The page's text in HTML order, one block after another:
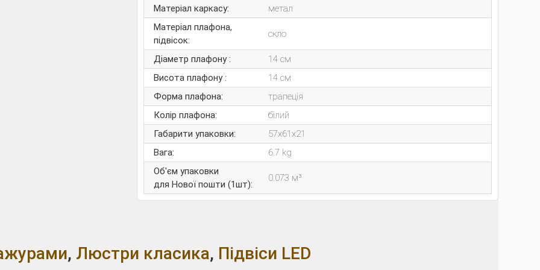
Матеріал каркасу:
метал
Матеріал плафона,
підвісок:
скло
Діаметр плафону :
14 см
Висота плафону :
14 см
Форма плафона:
трапеція
Колір плафона:
білий
Габарити упаковки:
57x61x21
Вага:
6.7 kg
Об'єм упаковки
для Нової пошти (1шт):
0.073 м³
, Люстри класика, Підвіси LED